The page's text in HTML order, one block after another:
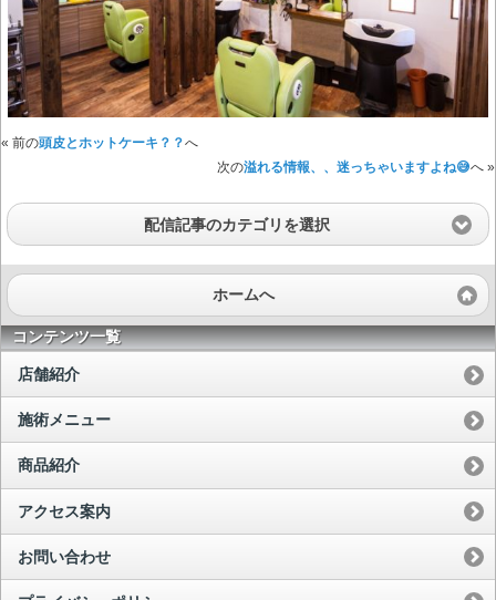
« 前の頭皮とホットケーキ？？へ
次の溢れる情報、、迷っちゃいますよね😅へ »
配信記事のカテゴリを選択
ホームへ
コンテンツ一覧
店舗紹介
施術メニュー
商品紹介
アクセス案内
お問い合わせ